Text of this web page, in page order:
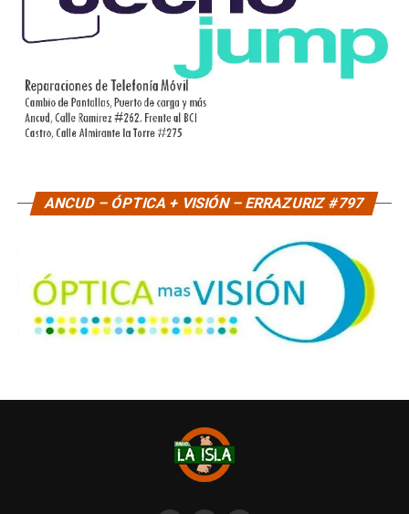
ANCUD – ÓPTICA + VISIÓN – ERRAZURIZ #797